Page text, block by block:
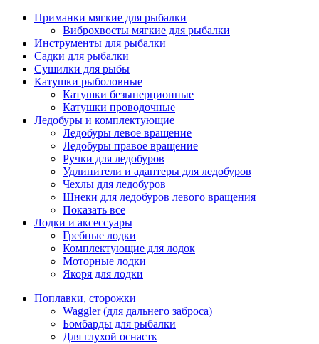
Приманки мягкие для рыбалки
Виброхвосты мягкие для рыбалки
Инструменты для рыбалки
Садки для рыбалки
Сушилки для рыбы
Катушки рыболовные
Катушки безынерционные
Катушки проводочные
Ледобуры и комплектующие
Ледобуры левое вращение
Ледобуры правое вращение
Ручки для ледобуров
Удлинители и адаптеры для ледобуров
Чехлы для ледобуров
Шнеки для ледобуров левого вращения
Показать все
Лодки и аксессуары
Гребные лодки
Комплектующие для лодок
Моторные лодки
Якоря для лодки
Поплавки, сторожки
Waggler (для дальнего заброса)
Бомбарды для рыбалки
Для глухой оснастк